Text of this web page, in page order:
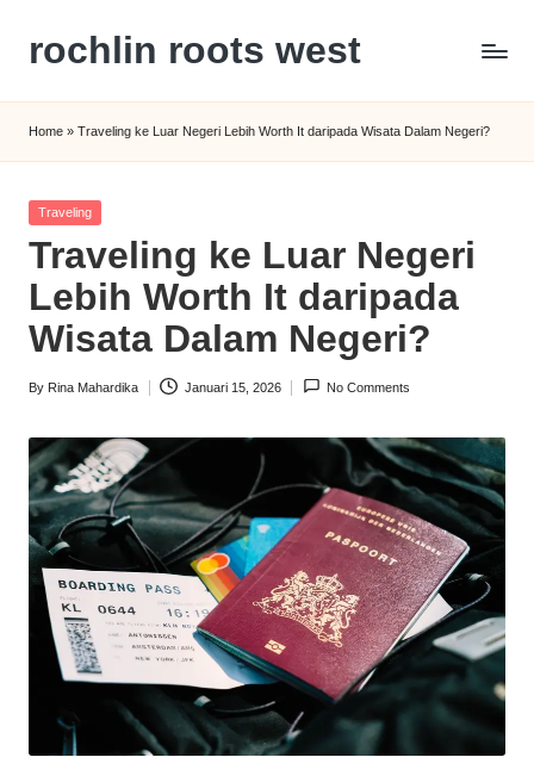
content
rochlin roots west
dan
Kesehatan
Modern
Home » Traveling ke Luar Negeri Lebih Worth It daripada Wisata Dalam Negeri?
Posted
Traveling
Traveling ke Luar Negeri
Lebih Worth It daripada
Wisata Dalam Negeri?
Posted
By Rina Mahardika Januari 15, 2026 No Comments